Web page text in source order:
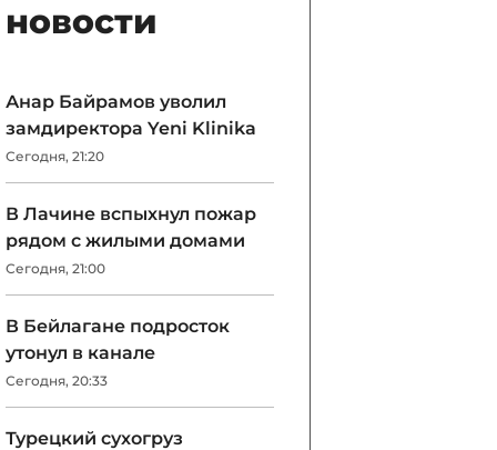
новости
Анар Байрамов уволил
замдиректора Yeni Klinika
Сегодня, 21:20
В Лачине вспыхнул пожар
рядом с жилыми домами
Сегодня, 21:00
В Бейлагане подросток
утонул в канале
Сегодня, 20:33
Турецкий сухогруз